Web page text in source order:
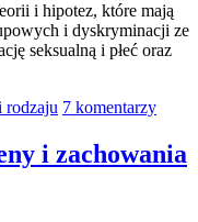
i hipotez, które mają
i dyskryminacji ze
seksualną i płeć oraz
rodzaju 7 komentarzy
i zachowania